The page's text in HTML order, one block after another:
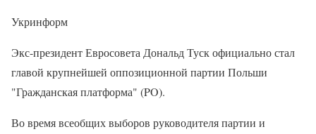
Укринформ
Экс-президент Евросовета Дональд Туск официально стал
главой крупнейшей оппозиционной партии Польши
"Гражданская платформа" (PO).
Во время всеобщих выборов руководителя партии и